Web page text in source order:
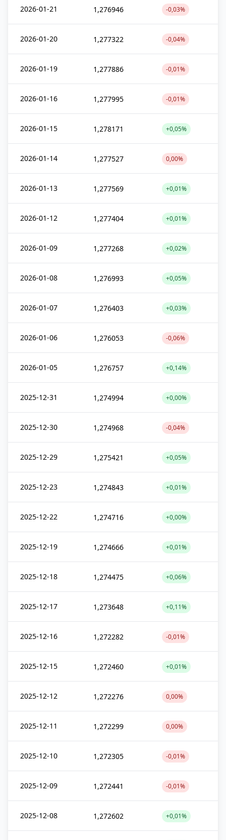
2026-01-21 1,276946 -0,03%
2026-01-20 1,277322 -0,04%
2026-01-19 1,277886 -0,01%
2026-01-16 1,277995 -0,01%
2026-01-15 1,278171 +0,05%
2026-01-14 1,277527 0,00%
2026-01-13 1,277569 +0,01%
2026-01-12 1,277404 +0,01%
2026-01-09 1,277268 +0,02%
2026-01-08 1,276993 +0,05%
2026-01-07 1,276403 +0,03%
2026-01-06 1,276053 -0,06%
2026-01-05 1,276757 +0,14%
2025-12-31 1,274994 +0,00%
2025-12-30 1,274968 -0,04%
2025-12-29 1,275421 +0,05%
2025-12-23 1,274843 +0,01%
2025-12-22 1,274716 +0,00%
2025-12-19 1,274666 +0,01%
2025-12-18 1,274475 +0,06%
2025-12-17 1,273648 +0,11%
2025-12-16 1,272282 -0,01%
2025-12-15 1,272460 +0,01%
2025-12-12 1,272276 0,00%
2025-12-11 1,272299 0,00%
2025-12-10 1,272305 -0,01%
2025-12-09 1,272441 -0,01%
2025-12-08 1,272602 +0,01%